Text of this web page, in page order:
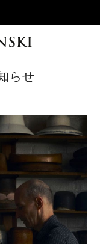
らせ